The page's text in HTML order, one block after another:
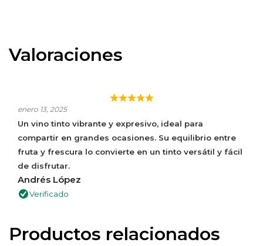
Valoraciones
ESPECTACULAR VINO, SIN DUDA LO VOLVERÉ A
COMPRAR.
enero 13, 2025
Un vino tinto vibrante y expresivo, ideal para
compartir en grandes ocasiones. Su equilibrio entre
fruta y frescura lo convierte en un tinto versátil y fácil
de disfrutar.
Andrés López
Verificado
Productos relacionados